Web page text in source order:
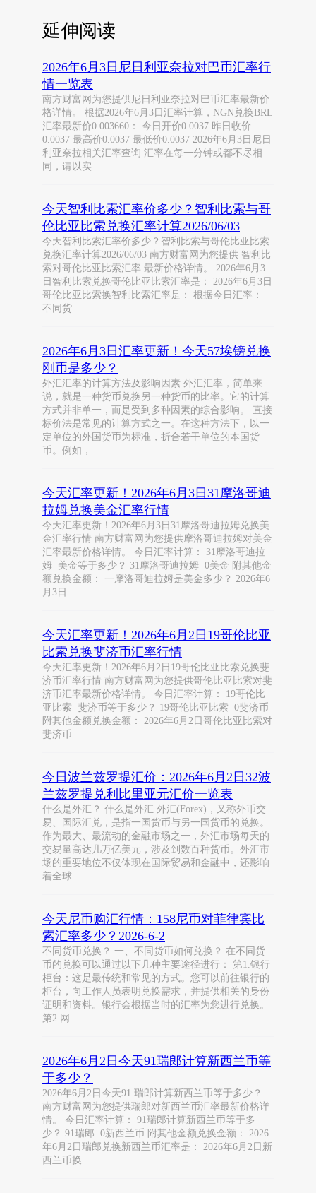
延伸阅读
2026年6月3日尼日利亚奈拉对巴币汇率行
情一览表
南方财富网为您提供尼日利亚奈拉对巴币汇率最新价
格详情。 根据2026年6月3日汇率计算，NGN兑换BRL
汇率最新价0.003660： 今日开价0.0037 昨日收价
0.0037 最高价0.0037 最低价0.0037 2026年6月3日尼日
利亚奈拉相关汇率查询 汇率在每一分钟或都不尽相
同，请以实
今天智利比索汇率价多少？智利比索与哥
伦比亚比索兑换汇率计算2026/06/03
今天智利比索汇率价多少？智利比索与哥伦比亚比索
兑换汇率计算2026/06/03 南方财富网为您提供 智利比
索对哥伦比亚比索汇率 最新价格详情。 2026年6月3
日智利比索兑换哥伦比亚比索汇率是： 2026年6月3日
哥伦比亚比索换智利比索汇率是： 根据今日汇率：
不同货
2026年6月3日汇率更新！今天57埃镑兑换
刚币是多少？
外汇汇率的计算方法及影响因素 外汇汇率，简单来
说，就是一种货币兑换另一种货币的比率。它的计算
方式并非单一，而是受到多种因素的综合影响。 直接
标价法是常见的计算方式之一。在这种方法下，以一
定单位的外国货币为标准，折合若干单位的本国货
币。例如，
今天汇率更新！2026年6月3日31摩洛哥迪
拉姆兑换美金汇率行情
今天汇率更新！2026年6月3日31摩洛哥迪拉姆兑换美
金汇率行情 南方财富网为您提供摩洛哥迪拉姆对美金
汇率最新价格详情。 今日汇率计算： 31摩洛哥迪拉
姆=美金等于多少？ 31摩洛哥迪拉姆=0美金 附其他金
额兑换金额： 一摩洛哥迪拉姆是美金多少？ 2026年6
月3日
今天汇率更新！2026年6月2日19哥伦比亚
比索兑换斐济币汇率行情
今天汇率更新！2026年6月2日19哥伦比亚比索兑换斐
济币汇率行情 南方财富网为您提供哥伦比亚比索对斐
济币汇率最新价格详情。 今日汇率计算： 19哥伦比
亚比索=斐济币等于多少？ 19哥伦比亚比索=0斐济币
附其他金额兑换金额： 2026年6月2日哥伦比亚比索对
斐济币
今日波兰兹罗提汇价：2026年6月2日32波
兰兹罗提兑利比里亚元汇价一览表
什么是外汇？ 什么是外汇 外汇(Forex)，又称外币交
易、国际汇兑，是指一国货币与另一国货币的兑换。
作为最大、最流动的金融市场之一，外汇市场每天的
交易量高达几万亿美元，涉及到数百种货币。外汇市
场的重要地位不仅体现在国际贸易和金融中，还影响
着全球
今天尼币购汇行情：158尼币对菲律宾比
索汇率多少？2026-6-2
不同货币兑换？ 一、不同货币如何兑换？ 在不同货
币的兑换可以通过以下几种主要途径进行： 第1.银行
柜台：这是最传统和常见的方式。您可以前往银行的
柜台，向工作人员表明兑换需求，并提供相关的身份
证明和资料。银行会根据当时的汇率为您进行兑换。
第2.网
2026年6月2日今天91瑞郎计算新西兰币等
于多少？
2026年6月2日今天91 瑞郎计算新西兰币等于多少？
南方财富网为您提供瑞郎对新西兰币汇率最新价格详
情。 今日汇率计算： 91瑞郎计算新西兰币等于多
少？ 91瑞郎=0新西兰币 附其他金额兑换金额： 2026
年6月2日瑞郎兑换新西兰币汇率是： 2026年6月2日新
西兰币换